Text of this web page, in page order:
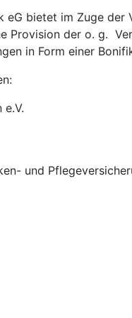
eG bietet im Zuge
Provision der o. g.
in Form einer
e.V.
und